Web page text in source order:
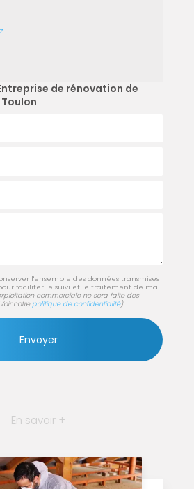
de rénovation de
l'ensemble des données transmises
faciliter le suivi et le traitement de ma
commerciale ne sera faite des
notre politique de confidentialité)
En savoir +